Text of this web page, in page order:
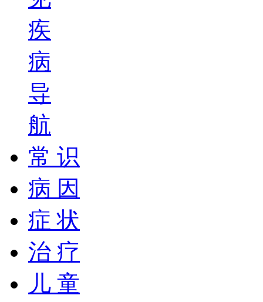
疾
病
导
航
常 识
病 因
症 状
治 疗
儿 童